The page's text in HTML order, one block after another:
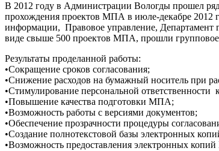
В 2012 году в Администрации Вологды прошел
прохождения проектов МПА в июле-декабре 2012
информации, Правовое управление, Департамент
виде свыше 500 проектов МПА, прошли групповое
Результаты проделанной работы:
•Сокращение сроков согласования;
•Снижение расходов на бумажный носитель при
•Стимулирование персональной
•Повышение качества подготовки МПА;
•Возможность работы с версиями документов;
•Обеспечение прозрачности процедуры
•Создание полнотекстовой базы электронных
•Возможность предоставления электронных